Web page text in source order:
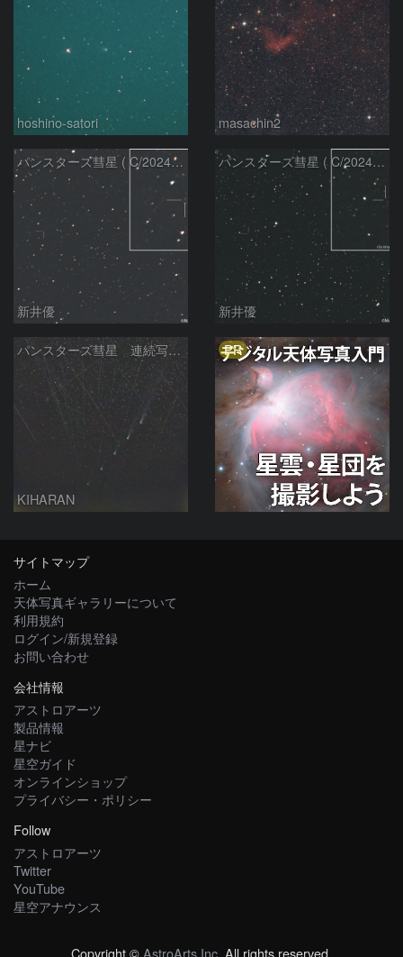
hoshino-satori masachin2
パンスターズ彗星 ( C/2024R4 )：2026/06/28
新井優
パンスターズ彗星 ( C/2024G4 )の予報位置：2026/06/23
新井優
パンスターズ彗星 連続写真 再処理
KIHARAN
PR
サイトマップ
ホーム
天体写真ギャラリーについて
利用規約
ログイン/新規登録
お問い合わせ
会社情報
アストロアーツ
製品情報
星ナビ
星空ガイド
オンラインショップ
プライバシー・ポリシー
Follow
アストロアーツ
Twitter
YouTube
星空アナウンス
Copyright © AstroArts Inc . All rights reserved.